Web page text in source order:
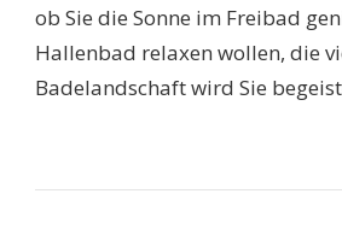
ob Sie die Sonne im Freibad
Hallenbad relaxen wollen, die
Badelandschaft wird Sie